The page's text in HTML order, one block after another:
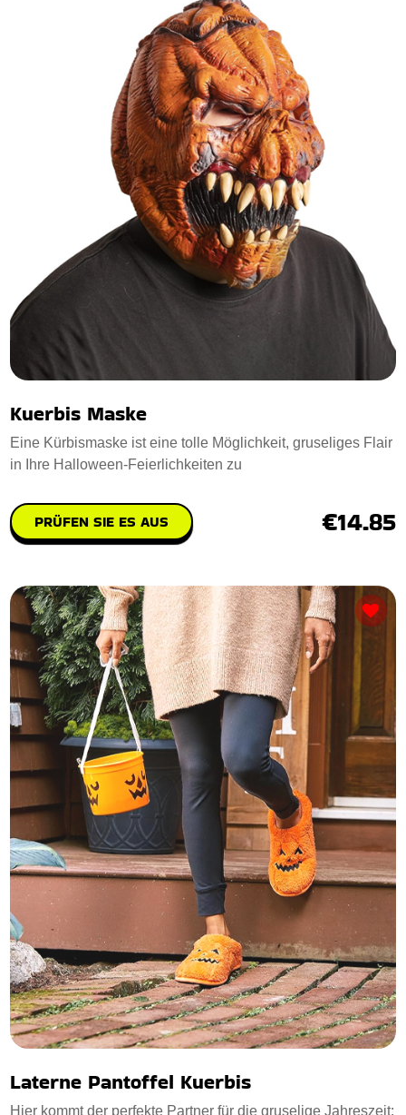
Kuerbis Maske
Eine Kürbismaske ist eine tolle Möglichkeit, gruseliges Flair
in Ihre Halloween-Feierlichkeiten zu
PRÜFEN SIE ES AUS €14.85
Laterne Pantoffel Kuerbis
Hier kommt der perfekte Partner für die gruselige Jahreszeit: